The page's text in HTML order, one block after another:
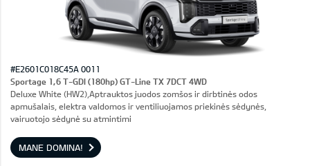
#E2601C018C45A 0011
Sportage 1,6 T-GDI (180hp) GT-Line TX 7DCT 4WD
Deluxe White (HW2),Aptrauktos juodos zomšos ir dirbtinės odos
apmušalais, elektra valdomos ir ventiliuojamos priekinės sėdynės,
vairuotojo sėdynė su atmintimi
MANE DOMINA!